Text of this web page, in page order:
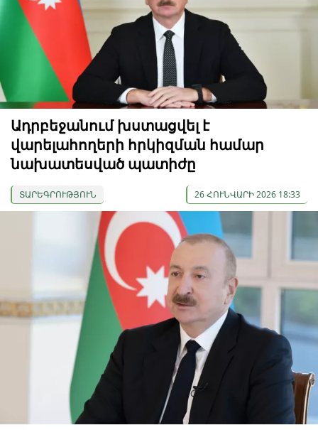
Ադրբեջանում խստացվել է
վարելահողերի հրկիզման համար
նախատեսված պատիժը
ՏԱՐԵԳՐՈՒԹՅՈՒՆ 26 ՀՈՒՆՎԱՐԻ 2026 18:33